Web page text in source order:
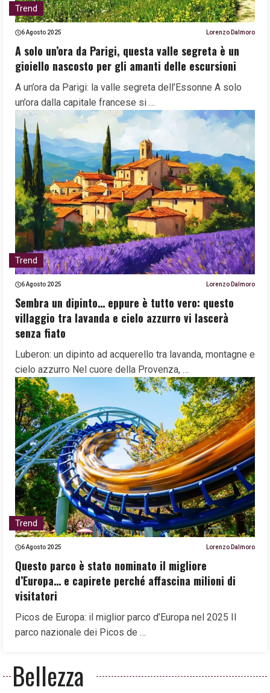
Trend
6 Agosto 2025 Lorenzo Dalmoro
A solo un’ora da Parigi, questa valle segreta è un
gioiello nascosto per gli amanti delle escursioni
A un’ora da Parigi: la valle segreta dell’Essonne A solo
un’ora dalla capitale francese si …
Trend
6 Agosto 2025 Lorenzo Dalmoro
Sembra un dipinto… eppure è tutto vero: questo
villaggio tra lavanda e cielo azzurro vi lascerà
senza fiato
Luberon: un dipinto ad acquerello tra lavanda, montagne e
cielo azzurro Nel cuore della Provenza, …
Trend
6 Agosto 2025 Lorenzo Dalmoro
Questo parco è stato nominato il migliore
d’Europa… e capirete perché affascina milioni di
visitatori
Picos de Europa: il miglior parco d’Europa nel 2025 Il
parco nazionale dei Picos de …
Bellezza